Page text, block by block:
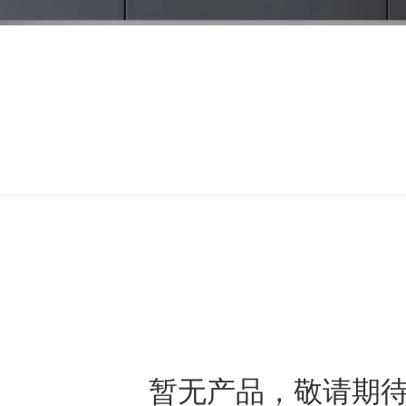
暂无产品，敬请期